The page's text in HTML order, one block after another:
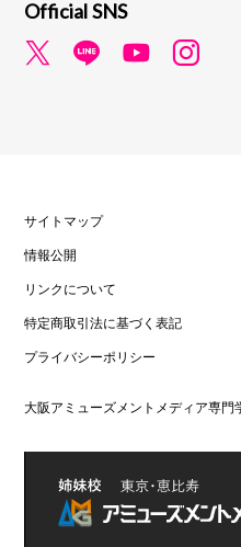
Official SNS
サイトマップ
情報公開
リンクについて
特定商取引法に基づく表記
プライバシーポリシー
大阪アミューズメントメディア専